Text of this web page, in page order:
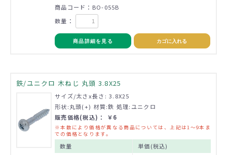
商品コード：BO-055B
数量：
商品詳細を見る カゴに入れる
鉄/ユニクロ 木ねじ 丸頭 3.8X25
サイズ/太さx長さ: 3.8X25
形状:丸頭(+) 材質:鉄 処理:ユニクロ
販売価格(税込)： ￥6
※本数により価格が異なる商品については、上記は1～9本ま
での価格となります。
数量 単価(税込)